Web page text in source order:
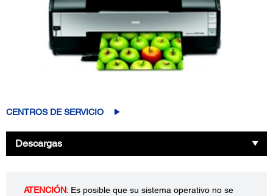
CENTROS DE SERVICIO
Descargas
ATENCIÓN: Es posible que su sistema operativo no se